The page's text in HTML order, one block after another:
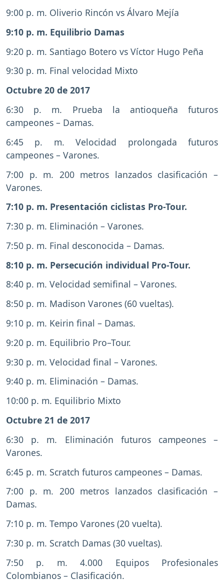
9:00 p. m. Oliverio Rincón vs Álvaro Mejía
9:10 p. m. Equilibrio Damas
9:20 p. m. Santiago Botero vs Víctor Hugo Peña
9:30 p. m. Final velocidad Mixto
Octubre 20 de 2017
6:30 p. m. Prueba la antioqueña futuros
campeones – Damas.
6:45 p. m. Velocidad prolongada futuros
campeones – Varones.
7:00 p. m. 200 metros lanzados clasificación –
Varones.
7:10 p. m. Presentación ciclistas Pro-Tour.
7:30 p. m. Eliminación – Varones.
7:50 p. m. Final desconocida – Damas.
8:10 p. m. Persecución individual Pro-Tour.
8:40 p. m. Velocidad semifinal – Varones.
8:50 p. m. Madison Varones (60 vueltas).
9:10 p. m. Keirin final – Damas.
9:20 p. m. Equilibrio Pro–Tour.
9:30 p. m. Velocidad final – Varones.
9:40 p. m. Eliminación – Damas.
10:00 p. m. Equilibrio Mixto
Octubre 21 de 2017
6:30 p. m. Eliminación futuros campeones –
Varones.
6:45 p. m. Scratch futuros campeones – Damas.
7:00 p. m. 200 metros lanzados clasificación –
Damas.
7:10 p. m. Tempo Varones (20 vuelta).
7:30 p. m. Scratch Damas (30 vueltas).
7:50 p. m. 4.000 Equipos Profesionales
Colombianos – Clasificación.